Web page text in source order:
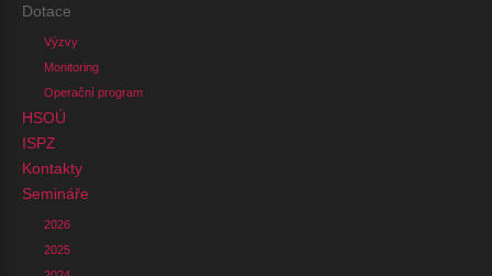
Dotace
Výzvy
Monitoring
Operační program
HSOÚ
ISPZ
Kontakty
Semináře
2026
2025